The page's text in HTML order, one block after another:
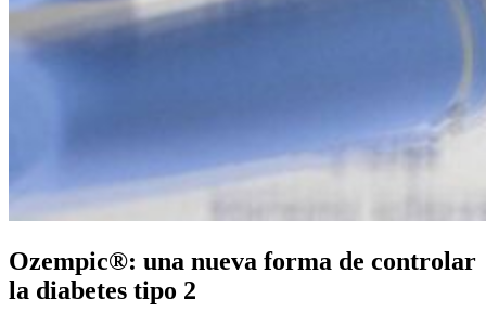
Ozempic®: una nueva forma de controlar
la diabetes tipo 2